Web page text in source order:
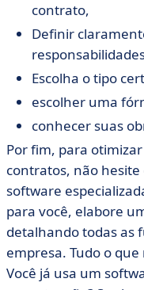
contrato,
Definir
Escolha o tipo
escolher uma
conhecer suas
Por fim, para
contratos, não
software
para você, elabore
detalhando todas as
empresa. Tudo o
Você já usa um